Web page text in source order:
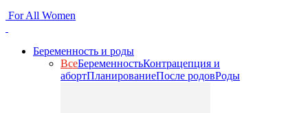
For All Women
Беременность и роды
ВсеБеременностьКонтрацепция и
абортПланированиеПосле родовРоды